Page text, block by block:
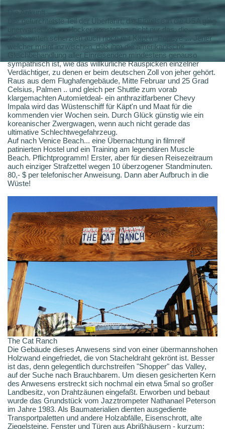
Die Ankunft
Der gefürchtetste Teil der Überfahrt, die Einreise in die USA ging
unerwartet flott und locker vonstatten, nicht nur das, die
Zollbeamten scherzten auch noch mit Käpt'n "Popeye"... Jener
welcher meint inzwischen, daß ihm die amerikanische
Gleichbehandlung aller Einreisenden mindestens genauso
sympathisch ist, wie das willkürliche Rauspicken einzelner
Verdächtiger, zu denen er beim deutschen Zoll von jeher gehört.
Raus aus dem Flughafengebäude, Mitte Februar und 25 Grad
Celsius, Palmen .. und gleich per Shuttle zum vorab
klargemachten Automietdeal- ein anthrazitfarbener Chevy
Impala wird das Wüstenschiff für Käpt'n und Maat für die
kommenden vier Wochen sein. Durch Glück günstig wie ein
koreanischer Zwergwagen, wenn auch nicht gerade das
ultimative Schlechtwegefahrzeug.
Auf nach Venice Beach... eine Übernachtung in filmreif
patinierten Hostel und ein Training am legendären Muscle
Beach. Pflichtprogramm! Erster, aber für diesen Reisezeitraum
auch einziger Strafzettel wegen 10 überzogener Standminuten.
80,- $ per telefonischer Anweisung. Dann aber Aufbruch in die
Wüste!
The Cat Ranch
Die Gebäude dieses Anwesens sind von einer übermannshohen
Holzwand eingefriedet, die von Stacheldraht gekrönt ist. Besser
ist das, denn gelegentlich durchstreifen "Shopper" das Valley,
auf der Suche nach Brauchbarem. Um diesen gesicherten Kern
des Anwesens erstreckt sich nochmal ein etwa 5mal so großer
Landbesitz, von Drahtzäunen eingefaßt. Erworben und bebaut
wurde das Grundstück vom Jazztrompeter Nathanael Peterson
im Jahre 1983. Als Baumaterialien dienten ausgediente
Transportpaletten und andere Holzabfälle, Eisenschrott, alte
Ziegelsteine, Fenster und Türen aus Abrißhäusern - kurzum: